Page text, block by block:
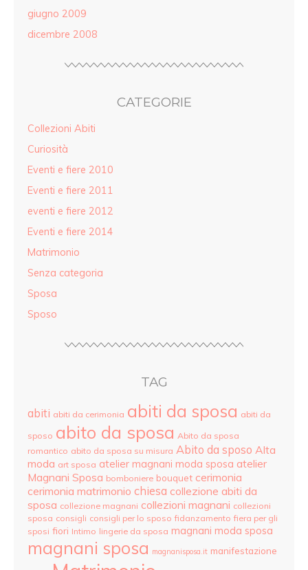
giugno 2009
dicembre 2008
CATEGORIE
Collezioni Abiti
Curiosità
Eventi e fiere 2010
Eventi e fiere 2011
eventi e fiere 2012
Eventi e fiere 2014
Matrimonio
Senza categoria
Sposa
Sposo
TAG
abiti abiti da cerimonia abiti da sposa abiti da
sposo abito da sposa Abito da sposa
romantico abito da sposa su misura Abito da sposo Alta
moda art sposa atelier magnani moda sposa atelier
Magnani Sposa bomboniere bouquet cerimonia
cerimonia matrimonio chiesa collezione abiti da
sposa collezione magnani collezioni magnani collezioni
sposa consigli consigli per lo sposo fidanzamento fiera per gli
sposi fiori Intimo lingerie da sposa magnani moda sposa
magnani sposa magnanisposa.it manifestazione